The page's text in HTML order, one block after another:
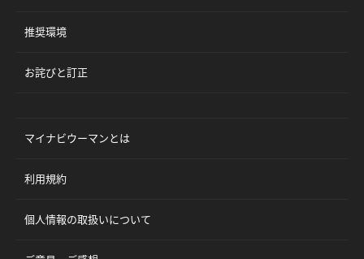
推奨環境
お詫びと訂正
マイナビウーマンとは
利用規約
個人情報の取扱いについて